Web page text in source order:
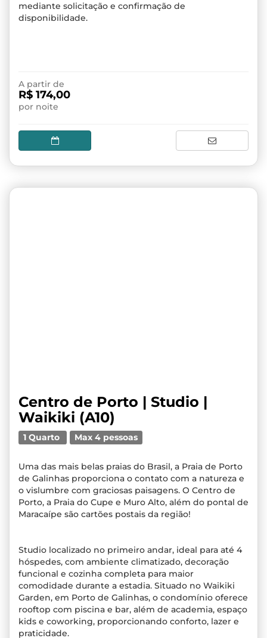
mediante solicitação e confirmação de
disponibilidade.
A partir de
R$ 174,00
por noite
Centro de Porto | Studio |
Waikiki (A10)
1 Quarto Max 4 pessoas
Uma das mais belas praias do Brasil, a Praia de Porto
de Galinhas proporciona o contato com a natureza e
o vislumbre com graciosas paisagens. O Centro de
Porto, a Praia do Cupe e Muro Alto, além do pontal de
Maracaípe são cartões postais da região!
Studio localizado no primeiro andar, ideal para até 4
hóspedes, com ambiente climatizado, decoração
funcional e cozinha completa para maior
comodidade durante a estadia. Situado no Waikiki
Garden, em Porto de Galinhas, o condomínio oferece
rooftop com piscina e bar, além de academia, espaço
kids e coworking, proporcionando conforto, lazer e
praticidade.